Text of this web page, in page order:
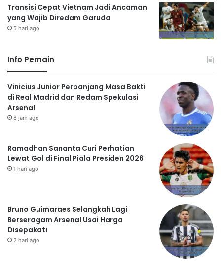
Transisi Cepat Vietnam Jadi Ancaman
yang Wajib Diredam Garuda
5 hari ago
Info Pemain
Vinicius Junior Perpanjang Masa Bakti
di Real Madrid dan Redam Spekulasi
Arsenal
8 jam ago
Ramadhan Sananta Curi Perhatian
Lewat Gol di Final Piala Presiden 2026
1 hari ago
Bruno Guimaraes Selangkah Lagi
Berseragam Arsenal Usai Harga
Disepakati
2 hari ago